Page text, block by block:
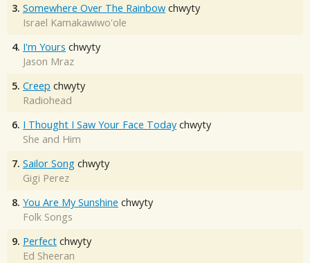
3. Somewhere Over The Rainbow chwyty
Israel Kamakawiwo'ole
4. I'm Yours chwyty
Jason Mraz
5. Creep chwyty
Radiohead
6. I Thought I Saw Your Face Today chwyty
She and Him
7. Sailor Song chwyty
Gigi Perez
8. You Are My Sunshine chwyty
Folk Songs
9. Perfect chwyty
Ed Sheeran